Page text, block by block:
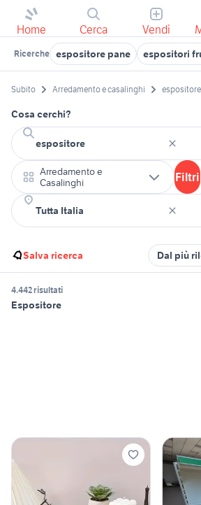
Home Cerca Vendi
Ricerche espositore pane espositori
Subito Arredamento e casalinghi espositore
Cosa cerchi?
Arredamento e
Casalinghi
Filtri
Salva ricerca Dal più
4.442 risultati
Espositore